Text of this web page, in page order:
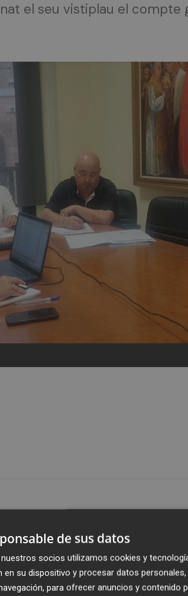
el seu vistiplau el
de la Desembocadura del Riu
assumptes d'interés per a la
de Burriana,Jorge Monferrer,
alertant dels riscos del bany en
de sus datos
socios utilizamos cookies y
en su dispositivo y procesar datos
para ofrecer anuncios y contenido